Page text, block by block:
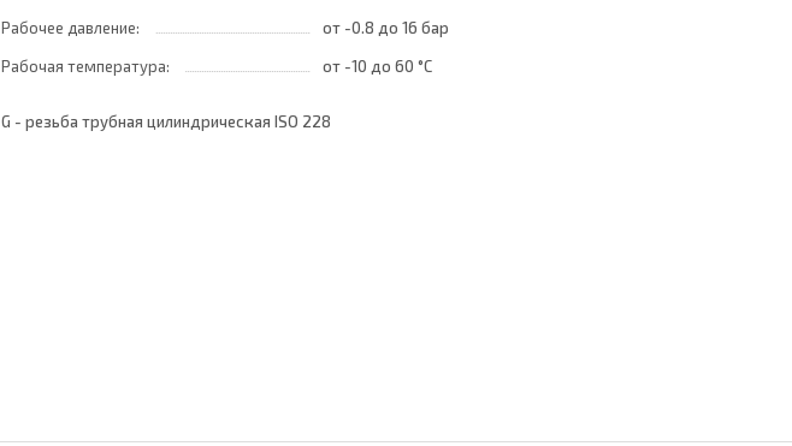
Рабочее давление:
от -0.8 до 16 бар
Рабочая температура:
от -10 до 60 °C
G - резьба трубная цилиндрическая ISO 228